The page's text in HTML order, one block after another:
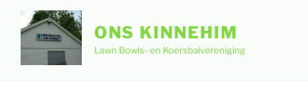
inhoud
ONS KINNEHIM
Lawn Bowls- en Koersbalvereniging